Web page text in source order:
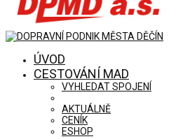
ÚVOD
CESTOVÁNÍ MAD
VYHLEDAT SPOJENÍ
AKTUÁLNĚ
CENÍK
ESHOP